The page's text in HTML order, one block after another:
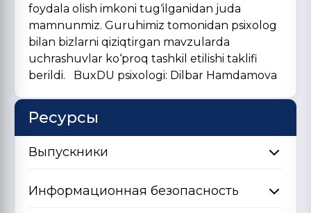
foydala olish imkoni tug‘ilganidan juda
mamnunmiz. Guruhimiz tomonidan psixolog
bilan bizlarni qiziqtirgan mavzularda
uchrashuvlar ko‘proq tashkil etilishi taklifi
berildi. BuxDU psixologi: Dilbar Hamdamova
Ресурсы
Выпускники
Информационная безопасность